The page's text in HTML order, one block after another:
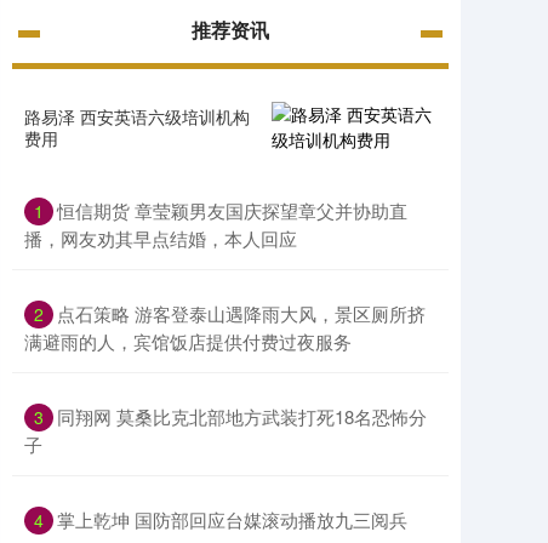
推荐资讯
路易泽 西安英语六级培训机构
费用
1
恒信期货 章莹颖男友国庆探望章父并协助直
播，网友劝其早点结婚，本人回应
2
点石策略 游客登泰山遇降雨大风，景区厕所挤
满避雨的人，宾馆饭店提供付费过夜服务
3
同翔网 莫桑比克北部地方武装打死18名恐怖分
子
4 掌上乾坤 国防部回应台媒滚动播放九三阅兵